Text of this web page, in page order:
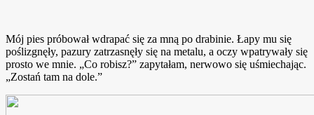
Mój pies próbował wdrapać się za mną po drabinie. Łapy mu się
poślizgnęły, pazury zatrzasnęły się na metalu, a oczy wpatrywały się
prosto we mnie. „Co robisz?” zapytałam, nerwowo się uśmiechając.
„Zostań tam na dole.”